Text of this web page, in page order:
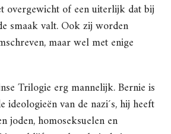
overgewicht of een uiterlijk dat bij
smaak valt. Ook zij worden
maar wel met enige
Trilogie erg mannelijk. Bernie is
ideologieën van de nazi´s, hij heeft
joden, homoseksuelen en